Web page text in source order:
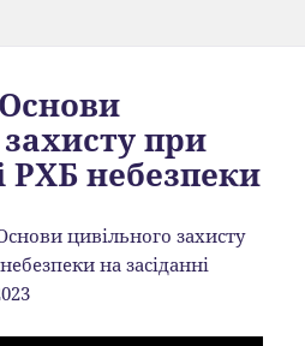
при
РХБ небезпеки
цивільного захисту
на засіданні